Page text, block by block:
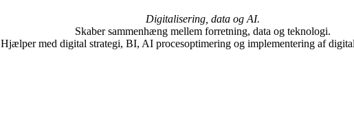
Digitalisering, data og AI.
Skaber sammenhæng mellem forretning, data og teknologi.
Hjælper med digital strategi, BI, AI procesoptimering og implementering af